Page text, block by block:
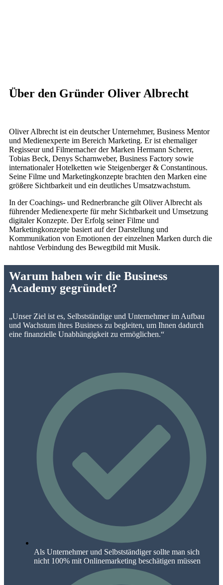
Über den Gründer Oliver Albrecht
Oliver Albrecht ist ein deutscher Unternehmer, Business Mentor
und Medienexperte im Bereich Marketing. Er ist ehemaliger
Regisseur und Filmemacher der Marken Hermann Scherer,
Tobias Beck, Denys Scharnweber, Business Factory sowie
internationaler Hotelketten wie Steigenberger & Constantinous.
Seine Filme und Marketingkonzepte brachten den Marken eine
größere Sichtbarkeit und ein deutliches Umsatzwachstum.
In der Coachings- und Rednerbranche gilt Oliver Albrecht als
führender Medienexperte für mehr Sichtbarkeit und Umsetzung
digitaler Konzepte. Der Erfolg seiner Filme und
Marketingkonzepte basiert auf der Darstellung und
Kommunikation von Emotionen der einzelnen Marken durch die
nahtlose Verbindung des Bewegtbild mit Musik.
Warum haben wir die Business
Academy gegründet?
„Unser Ziel ist es, Selbstständige und Unternehmer im Aufbau
und Wachstum ihres Business zu begleiten, um Ihnen dadurch
eine finanzielle Unabhängigkeit zu ermöglichen.“
Als Unternehmer und Selbstständiger sollte man sich
nicht 100% mit Onlinemarketing beschätigen müssen